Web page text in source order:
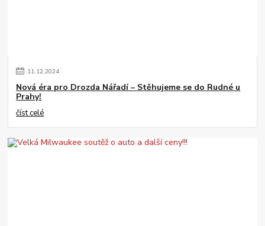
11.12.2024
Nová éra pro Drozda Nářadí – Stěhujeme se do Rudné u
Prahy!
číst celé